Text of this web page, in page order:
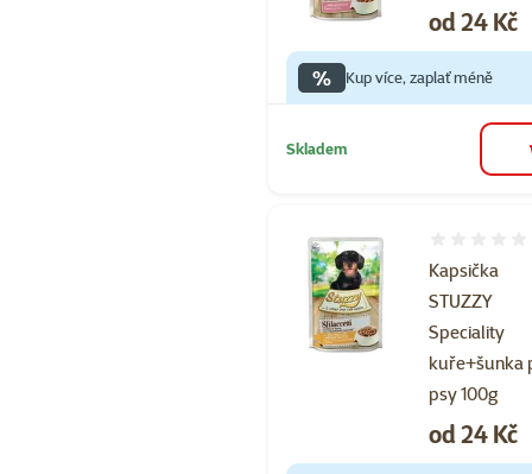
Cena
od 24 Kč
% Kup více, zaplať méně
Skladem
Kapsička
STUZZY
Speciality
kuře+šunka
psy 100g
Cena
od 24 Kč